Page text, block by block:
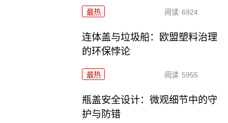
最热 阅读 6924
连体盖与垃圾船：欧盟塑料治理
的环保悖论
最热 阅读 5955
瓶盖安全设计：微观细节中的守
护与防错